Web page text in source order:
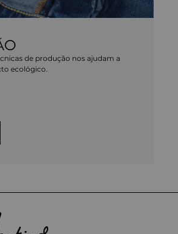
de produção nos ajudam a
ecológico.